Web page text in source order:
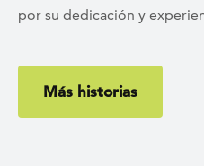
por su dedicación y
Más historias